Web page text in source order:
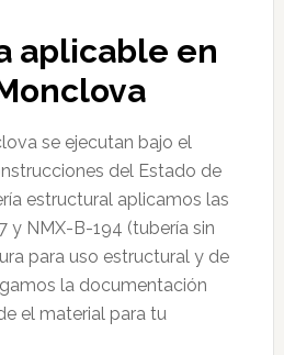
aplicable en
se ejecutan bajo el
del Estado de
estructural aplicamos las
y NMX-B-194 (tubería sin
para uso estructural y de
la documentación
el material para tu